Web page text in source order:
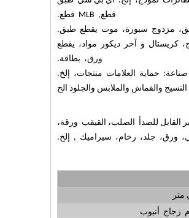
قطع, MLB قطع.
ورق، بطاقة.
ورق، جلد، رخام، سيراميك , إلخ.
زجاج أنبوب